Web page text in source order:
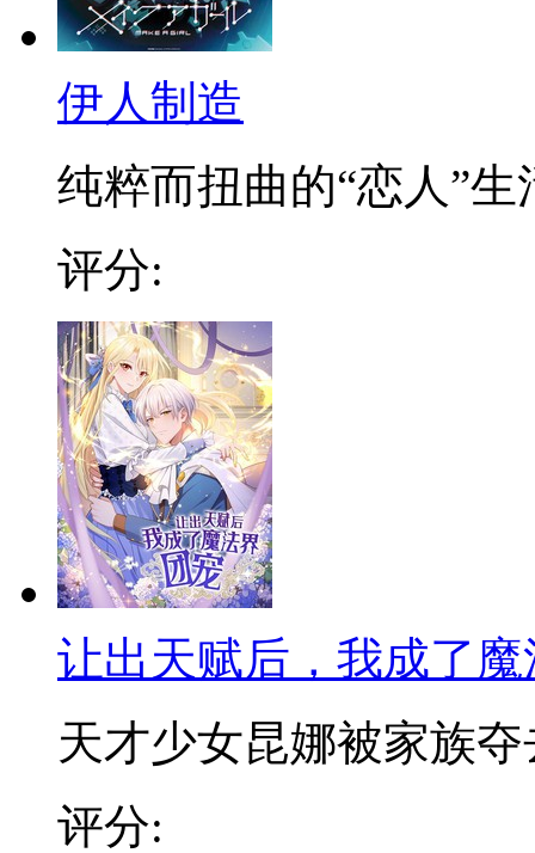
伊人制造
纯粹而扭曲的“恋人”生
评分:
让出天赋后，我成了
天才少女昆娜被家族夺
评分: